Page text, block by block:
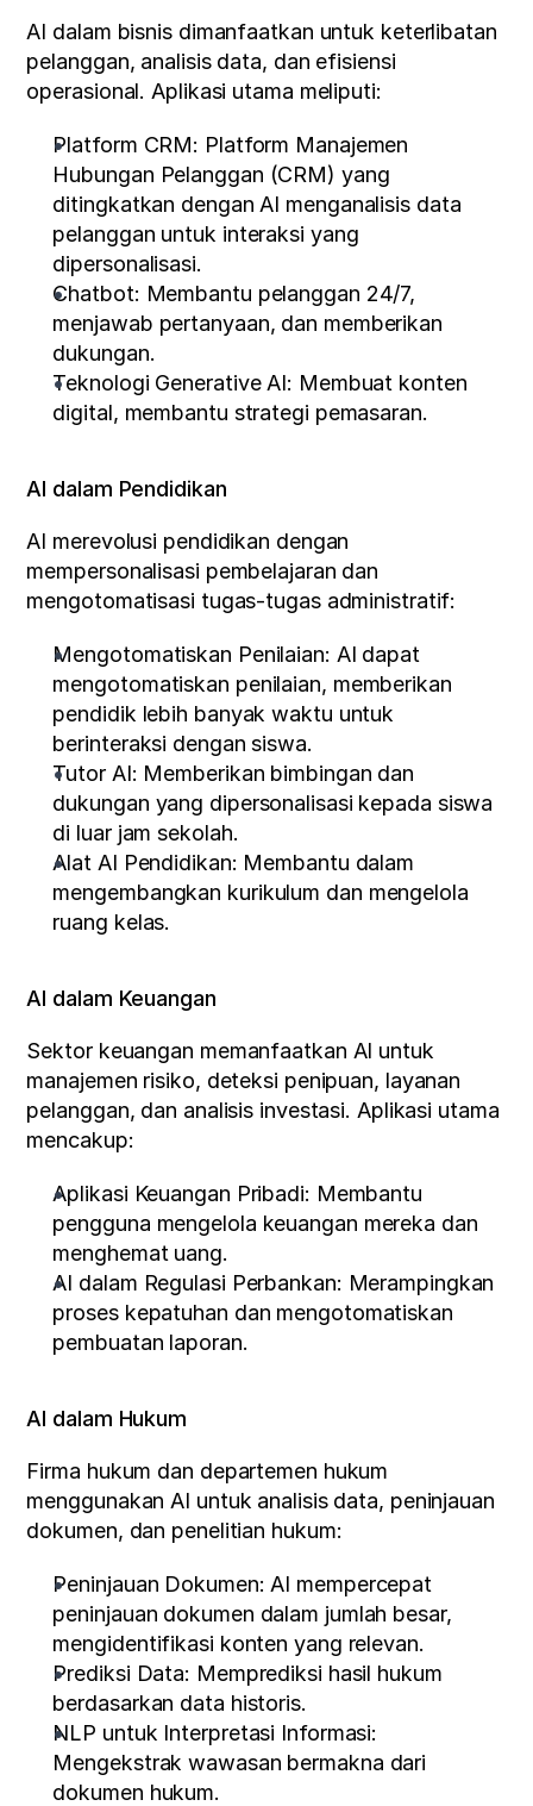
AI dalam bisnis dimanfaatkan untuk keterlibatan
pelanggan, analisis data, dan efisiensi
operasional. Aplikasi utama meliputi:
Platform CRM: Platform Manajemen
Hubungan Pelanggan (CRM) yang
ditingkatkan dengan AI menganalisis data
pelanggan untuk interaksi yang
dipersonalisasi.
Chatbot: Membantu pelanggan 24/7,
menjawab pertanyaan, dan memberikan
dukungan.
Teknologi Generative AI: Membuat konten
digital, membantu strategi pemasaran.
AI dalam Pendidikan
AI merevolusi pendidikan dengan
mempersonalisasi pembelajaran dan
mengotomatisasi tugas-tugas administratif:
Mengotomatiskan Penilaian: AI dapat
mengotomatiskan penilaian, memberikan
pendidik lebih banyak waktu untuk
berinteraksi dengan siswa.
Tutor AI: Memberikan bimbingan dan
dukungan yang dipersonalisasi kepada siswa
di luar jam sekolah.
Alat AI Pendidikan: Membantu dalam
mengembangkan kurikulum dan mengelola
ruang kelas.
AI dalam Keuangan
Sektor keuangan memanfaatkan AI untuk
manajemen risiko, deteksi penipuan, layanan
pelanggan, dan analisis investasi. Aplikasi utama
mencakup:
Aplikasi Keuangan Pribadi: Membantu
pengguna mengelola keuangan mereka dan
menghemat uang.
AI dalam Regulasi Perbankan: Merampingkan
proses kepatuhan dan mengotomatiskan
pembuatan laporan.
AI dalam Hukum
Firma hukum dan departemen hukum
menggunakan AI untuk analisis data, peninjauan
dokumen, dan penelitian hukum:
Peninjauan Dokumen: AI mempercepat
peninjauan dokumen dalam jumlah besar,
mengidentifikasi konten yang relevan.
Prediksi Data: Memprediksi hasil hukum
berdasarkan data historis.
NLP untuk Interpretasi Informasi:
Mengekstrak wawasan bermakna dari
dokumen hukum.